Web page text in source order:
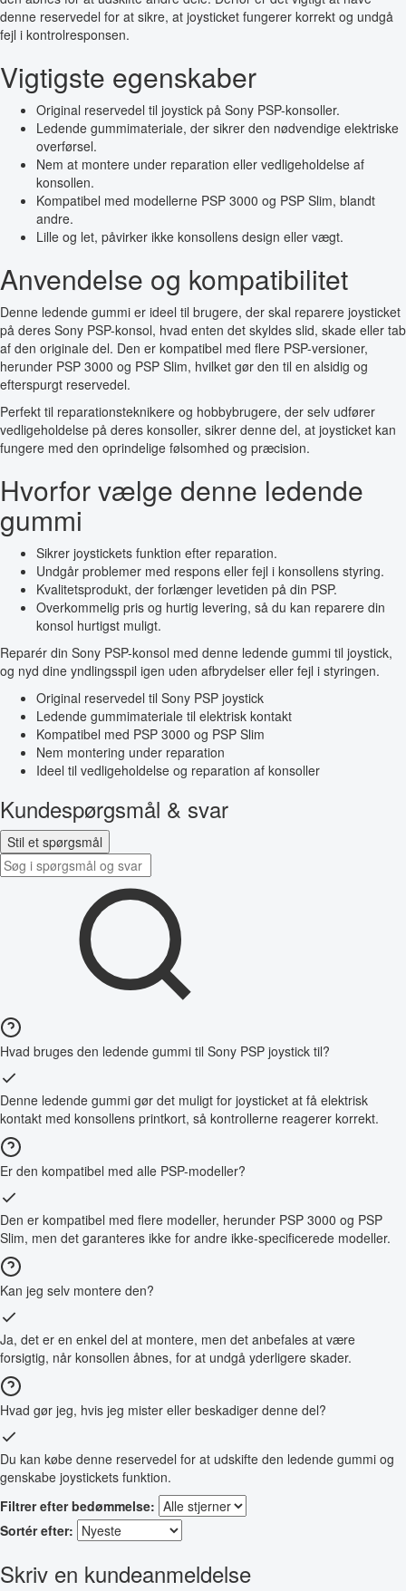
denne reservedel for at sikre, at joysticket fungerer korrekt og undgå
fejl i kontrolresponsen.
Vigtigste egenskaber
Original reservedel til joystick på Sony PSP-konsoller.
Ledende gummimateriale, der sikrer den nødvendige elektriske
overførsel.
Nem at montere under reparation eller vedligeholdelse af
konsollen.
Kompatibel med modellerne PSP 3000 og PSP Slim, blandt
andre.
Lille og let, påvirker ikke konsollens design eller vægt.
Anvendelse og kompatibilitet
Denne ledende gummi er ideel til brugere, der skal reparere joysticket
på deres Sony PSP-konsol, hvad enten det skyldes slid, skade eller tab
af den originale del. Den er kompatibel med flere PSP-versioner,
herunder PSP 3000 og PSP Slim, hvilket gør den til en alsidig og
efterspurgt reservedel.
Perfekt til reparationsteknikere og hobbybrugere, der selv udfører
vedligeholdelse på deres konsoller, sikrer denne del, at joysticket kan
fungere med den oprindelige følsomhed og præcision.
Hvorfor vælge denne ledende
gummi
Sikrer joystickets funktion efter reparation.
Undgår problemer med respons eller fejl i konsollens styring.
Kvalitetsprodukt, der forlænger levetiden på din PSP.
Overkommelig pris og hurtig levering, så du kan reparere din
konsol hurtigst muligt.
Reparér din Sony PSP-konsol med denne ledende gummi til joystick,
og nyd dine yndlingsspil igen uden afbrydelser eller fejl i styringen.
Original reservedel til Sony PSP joystick
Ledende gummimateriale til elektrisk kontakt
Kompatibel med PSP 3000 og PSP Slim
Nem montering under reparation
Ideel til vedligeholdelse og reparation af konsoller
Kundespørgsmål & svar
Stil et spørgsmål
Hvad bruges den ledende gummi til Sony PSP joystick til?
Denne ledende gummi gør det muligt for joysticket at få elektrisk
kontakt med konsollens printkort, så kontrollerne reagerer korrekt.
Er den kompatibel med alle PSP-modeller?
Den er kompatibel med flere modeller, herunder PSP 3000 og PSP
Slim, men det garanteres ikke for andre ikke-specificerede modeller.
Kan jeg selv montere den?
Ja, det er en enkel del at montere, men det anbefales at være
forsigtig, når konsollen åbnes, for at undgå yderligere skader.
Hvad gør jeg, hvis jeg mister eller beskadiger denne del?
Du kan købe denne reservedel for at udskifte den ledende gummi og
genskabe joystickets funktion.
Filtrer efter bedømmelse:
Sortér efter:
Skriv en kundeanmeldelse